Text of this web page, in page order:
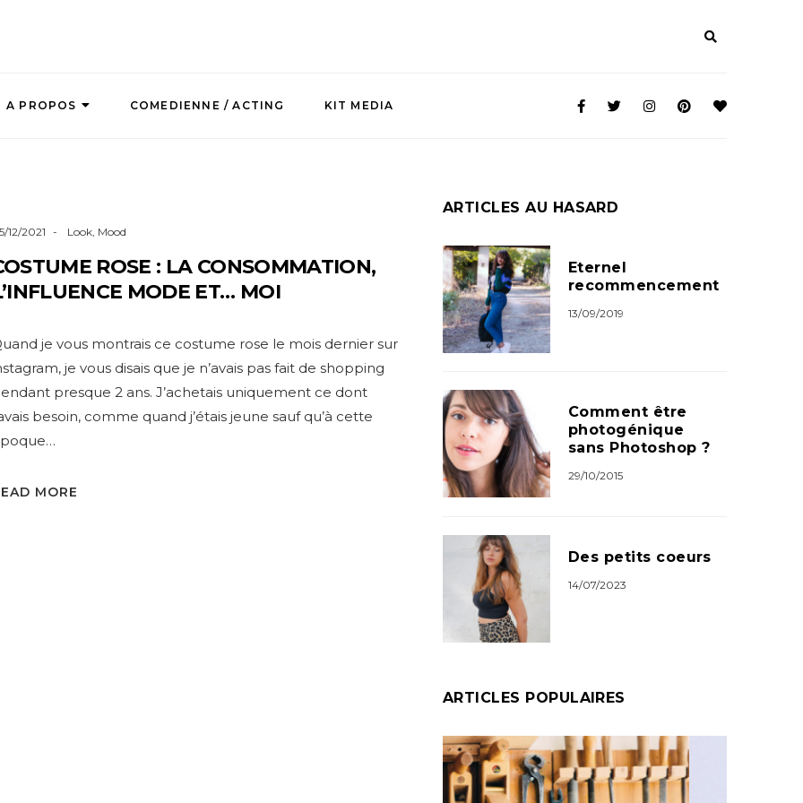
A PROPOS COMEDIENNE / ACTING KIT MEDIA
12/2021 Look, Mood
ROSE : LA CONSOMMATION,
MODE ET… MOI
je vous montrais ce costume rose le mois dernier sur
je vous disais que je n’avais pas fait de shopping
presque 2 ans. J’achetais uniquement ce dont
besoin, comme quand j’étais jeune sauf qu’à cette
MORE
ARTICLES AU HASARD
Eternel
recommencement
13/09/2019
Comment être
photogénique
sans Photoshop ?
29/10/2015
Des petits coeurs
14/07/2023
ARTICLES POPULAIRES